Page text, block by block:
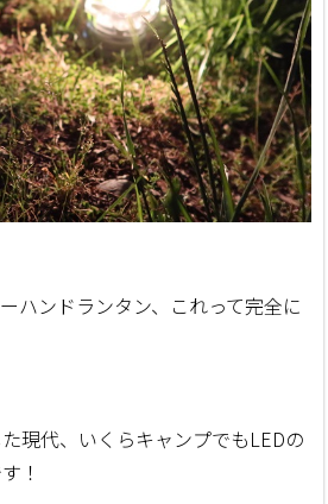
ハンドランタン、これって完全に
現代、いくらキャンプでもLEDの
！